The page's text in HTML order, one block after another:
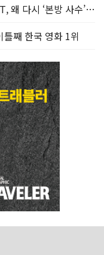
[김민서의 AI가-중계] 골라 보던 OTT, 왜 다시 ‘본방 사수’를 부르나
째 한국 영화 1위